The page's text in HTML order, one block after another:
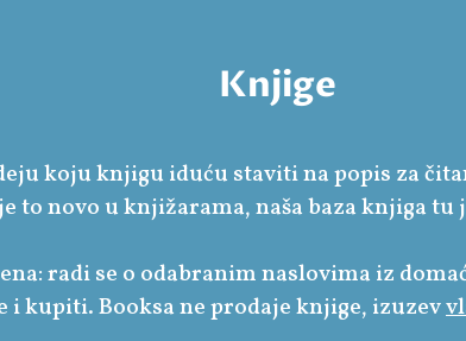
Knjige
koju knjigu iduću staviti na popis za
to novo u knjižarama, naša baza knjiga tu
radi se o odabranim naslovima iz
i kupiti. Booksa ne prodaje knjige, izuzev